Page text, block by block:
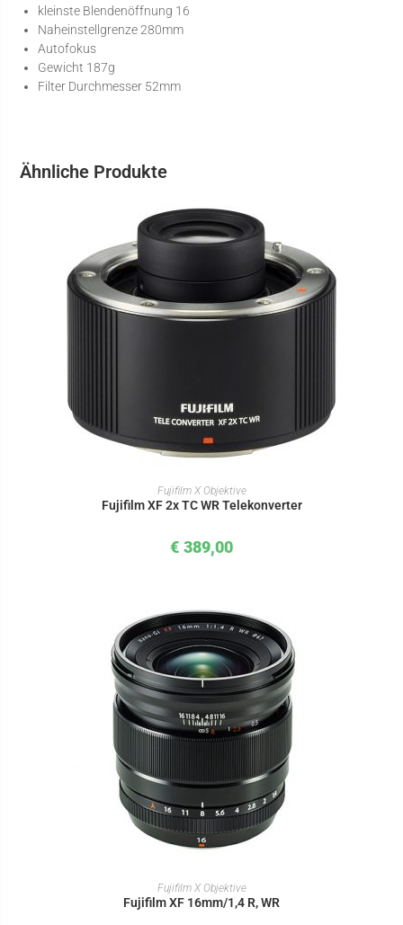
kleinste Blendenöffnung 16
Naheinstellgrenze 280mm
Autofokus
Gewicht 187g
Filter Durchmesser 52mm
Ähnliche Produkte
IN DEN WARENKORB
Fujifilm X Objektive
Fujifilm XF 2x TC WR Telekonverter
€ 389,00
IN DEN WARENKORB
Fujifilm X Objektive
Fujifilm XF 16mm/1,4 R, WR